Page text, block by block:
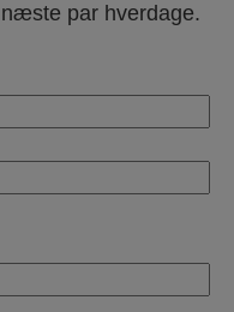
par hverdage.